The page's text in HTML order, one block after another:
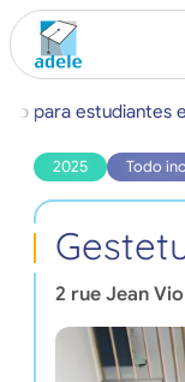
para estudiantes
2025 Todo
2 rue Jean